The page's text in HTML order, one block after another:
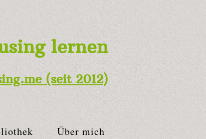
lernen
(seit 2012)
Über mich